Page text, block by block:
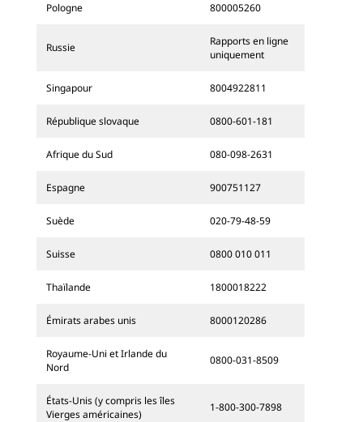
Pologne 800005260
Russie
Rapports en ligne
uniquement
Singapour 8004922811
République slovaque 0800-601-181
Afrique du Sud 080-098-2631
Espagne 900751127
Suède 020-79-48-59
Suisse 0800 010 011
Thaïlande 1800018222
Émirats arabes unis 8000120286
Royaume-Uni et Irlande du
Nord
0800-031-8509
États-Unis (y compris les îles
Vierges américaines)
1-800-300-7898